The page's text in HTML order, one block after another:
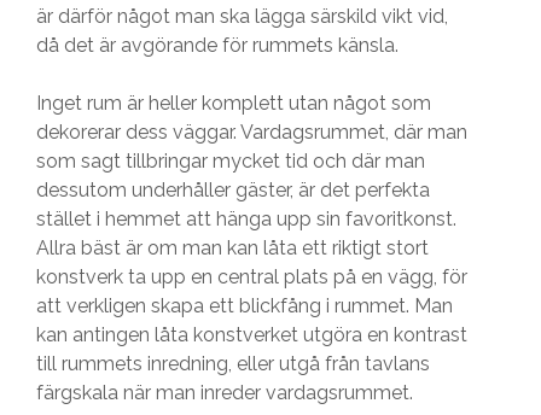
är därför något man ska lägga särskild vikt vid,
då det är avgörande för rummets känsla.
Inget rum är heller komplett utan något som
dekorerar dess väggar. Vardagsrummet, där man
som sagt tillbringar mycket tid och där man
dessutom underhåller gäster, är det perfekta
stället i hemmet att hänga upp sin favoritkonst.
Allra bäst är om man kan låta ett riktigt stort
konstverk ta upp en central plats på en vägg, för
att verkligen skapa ett blickfång i rummet. Man
kan antingen låta konstverket utgöra en kontrast
till rummets inredning, eller utgå från tavlans
färgskala när man inreder vardagsrummet.